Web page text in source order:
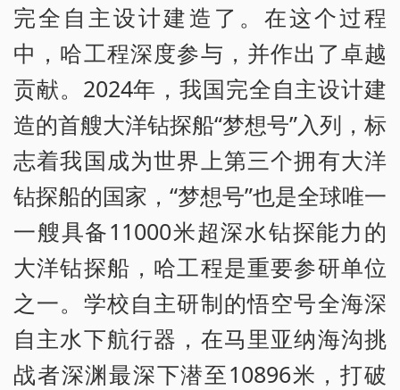
完全自主设计建造了。在这个过程
中，哈工程深度参与，并作出了卓越
贡献。2024年，我国完全自主设计建
造的首艘大洋钻探船“梦想号”入列，标
志着我国成为世界上第三个拥有大洋
钻探船的国家，“梦想号”也是全球唯一
一艘具备11000米超深水钻探能力的
大洋钻探船，哈工程是重要参研单位
之一。学校自主研制的悟空号全海深
自主水下航行器，在马里亚纳海沟挑
战者深渊最深下潜至10896米，打破